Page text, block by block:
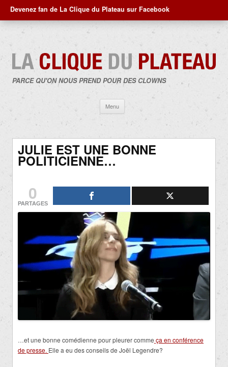
Devenez fan de La Clique du Plateau sur Facebook
PARCE QU'ON NOUS PREND POUR DES CLOWNS
Menu
contenu
JULIE EST UNE BONNE
POLITICIENNE…
0
PARTAGES
…et une bonne comédienne pour pleurer comme ça en conférence
de presse. Elle a eu des conseils de Joël Legendre?